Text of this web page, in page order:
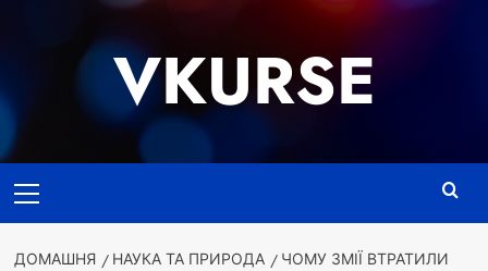
VKURSE
меню
ДОМАШНЯ НАУКА ТА ПРИРОДА
ЧОМУ ЗМІЇ ВТРАТИЛИ